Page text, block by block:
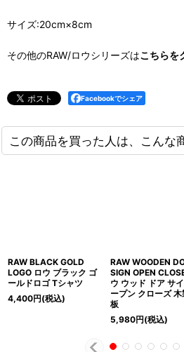
サイズ:20cm×8cm
その他のRAW/ロウシリーズはこちらを
Facebookでシェア
この商品を買った人は、こんな
RAW BLACK GOLD
LOGO ロウ ブラック ゴ
ールドロゴ Tシャツ
4,400円(税込)
RAW WOODEN
SIGN OPEN
ウ ウッド ドア サ
ープン クローズ 木
板
5,980円(税込)